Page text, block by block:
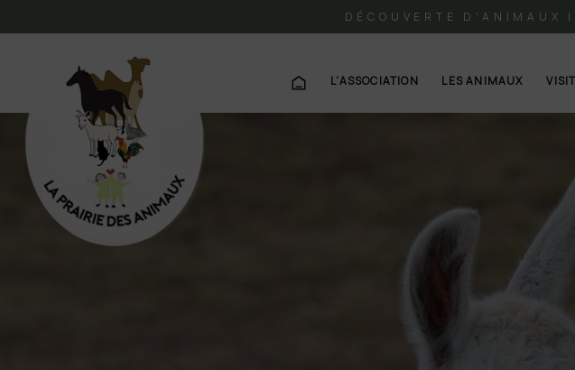
DÉCOUVERTE D'ANIMAUX
L'ASSOCIATION LES ANIMAUX